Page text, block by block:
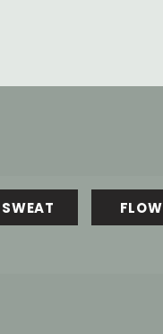
SWEAT FLOW